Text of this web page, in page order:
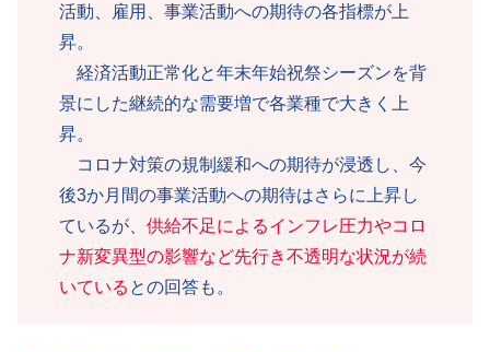
活動、雇用、事業活動への期待の各指標が上
昇。
経済活動正常化と年末年始祝祭シーズンを背
景にした継続的な需要増で各業種で大きく上
昇。
コロナ対策の規制緩和への期待が浸透し、今
後3か月間の事業活動への期待はさらに上昇し
ているが、 供給不足によるインフレ圧力やコロ
ナ新変異型の影響など先行き不透明な状況が続
いている との回答も。